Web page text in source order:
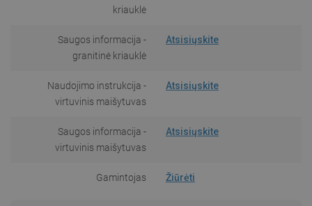
kriauklė
Saugos informacija -
granitinė kriauklė
Atsisiųskite
Naudojimo instrukcija -
virtuvinis maišytuvas
Atsisiųskite
Saugos informacija -
virtuvinis maišytuvas
Atsisiųskite
Gamintojas Žiūrėti